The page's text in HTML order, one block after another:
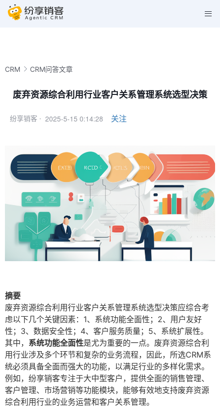
CRM CRM问答文章
废弃资源综合利用行业客户关系管理系统选型决策
纷享销客 · 2025-5-15 0:14:28 关注
摘要
废弃资源综合利用行业客户关系管理系统选型决策应综合考
虑以下几个关键因素：1、系统功能全面性；2、用户友好
性；3、数据安全性；4、客户服务质量；5、系统扩展性。
其中， 系统功能全面性是尤为重要的一点。废弃资源综合利
用行业涉及多个环节和复杂的业务流程，因此，所选CRM系
统必须具备全面而强大的功能，以满足行业的多样化需求。
例如，纷享销客专注于大中型客户，提供全面的销售管理、
客户管理、市场营销等功能模块，能够有效地支持废弃资源
综合利用行业的业务运营和客户关系管理。